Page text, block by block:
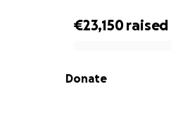
0% complete
€23,150raised
Donate